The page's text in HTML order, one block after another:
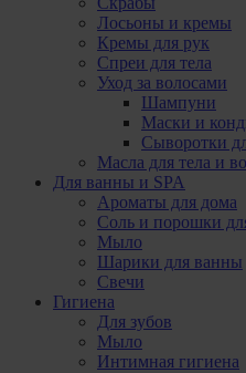
Лосьоны и кремы
Кремы для рук
Спреи для тела
Уход за волосами
Шампуни
Маски и
Сыворотки
Масла для тела и
Для ванны и SPA
Ароматы для дома
Соль и порошки
Мыло
Шарики для ванны
Свечи
Гигиена
Для зубов
Мыло
Интимная гигиена